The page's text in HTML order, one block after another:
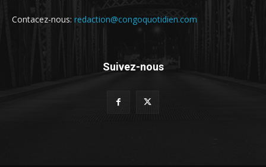
Contacez-nous: redaction@congoquotidien.com
Suivez-nous